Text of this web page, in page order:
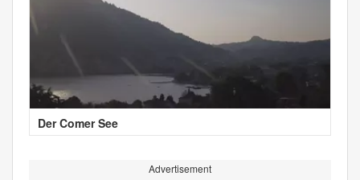
Der Comer See
Advertisement